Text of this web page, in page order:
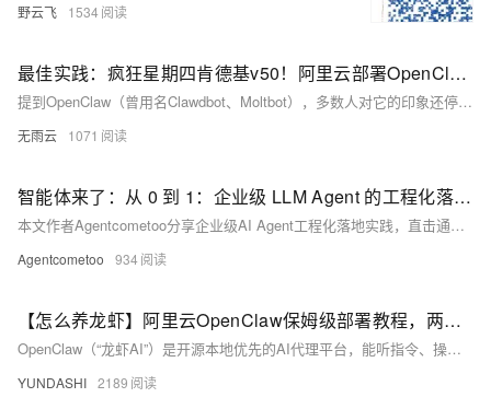
野云飞 1534
最佳实践：疯狂星期四肯德基v50！阿里云部署OpenClaw（Clawdbot）、安装麦当劳专属Skill，打造专属AI营养师
提到OpenClaw（曾用名Clawdbot、Moltbot），多数人对它的印象还停留在查资料、写代码的工具属性上。但实际上，这款开源AI框架的强大之处在于其可扩展的Skill（技能插件）系统——通过简单配置，就能让它变身贴合生活场景的专属助手。我最近就解锁了一个实用玩法：给OpenClaw安装麦当劳专属Skill，让它成为既能帮我薅优惠券、播报最新活动，又能根据减脂需求定制套餐的“数字营养师”。
无雨云 1071
智能体来了：从 0 到 1：企业级 LLM Agent 的工程化落地实践
本文作者Agentcometoo分享企业级AI Agent工程化落地实践，直击通用框架在真实业务中的四大痛点：多工具协同不可控、高并发状态难追踪、异常缺乏工程兜底、Debug成本高。提出轻量可控的ReAct架构，强调“可预测、可追踪、可兜底”，通过工具基类约束、主循环结构化输出、步数限制与日志追踪等工程手段，实现LLM Agent稳定上线。
Agentcometoo 934
【怎么养龙虾】阿里云OpenClaw保姆级部署教程，两步拥有专属龙虾AI助理！
OpenClaw（“龙虾AI”）是开源本地优先的AI代理平台，能听指令、操作软件、处理文件、执行自动化任务。接入通义千问等大模型，支持浏览器控制、邮件收发、代码编写等技能。阿里云一键部署，首月仅9.9元，两步即可拥有专属“动手型”AI助理！
YUNDASHI 2189